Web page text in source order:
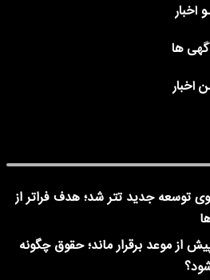
اخبار
ها
اخبار
توسعه جدید تتر شد؛ هدف فراتر از
از موعد برقرار ماند؛ حقوق چگونه